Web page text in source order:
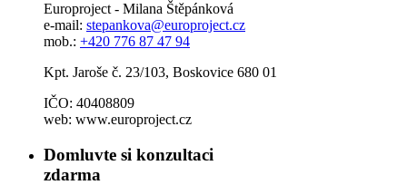
Europroject - Milana Štěpánková
e-mail: stepankova@europroject.cz
mob.: +420 776 87 47 94
Kpt. Jaroše č. 23/103, Boskovice 680 01
IČO: 40408809
web: www.europroject.cz
Domluvte si konzultaci
zdarma